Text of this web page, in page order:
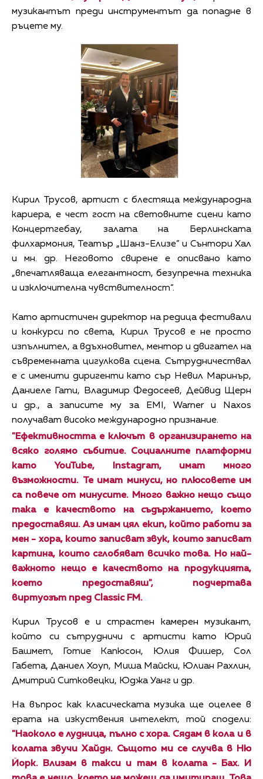
музикантът преди инструментът да попадне в
ръцете му.
Кирил Трусов, артист с блестяща международна
кариера, е чест гост на световните сцени като
Концертгебау, залата на Берлинската
филхармония, Театър „Шанз-Елизе” и Сънтори Хал
и мн. др. Неговото свирене е описвано като
„впечатляваща елегантност, безупречна техника
и изключителна чувствителност“.
Като артистичен директор на редица фестивали
и конкурси по света, Кирил Трусов е не просто
изпълнител, а вдъхновител, ментор и двигател на
съвременната цигулкова сцена. Сътрудничествал
е с именити диригенти като сър Невил Маринър,
Даниеле Гати, Владимир Федосеев, Дейвид Щерн
и др., а записите му за EMI, Warner и Naxos
получават високо международно признание.
"Ефективността е ключът в организирането на
всяко голямо събитие. Социалните платформи
като YouTube, Instagram, имат много
възможности. Те имат минуси, но плюсовете им
са повече от минусите. Много важно нещо също
така е качеството на съдържанието, което
предоставяш. Аз имам цял екип, който работи за
мен - хора, които записват звук, които записват
картина, които сглобяват всичко това. Но най-
важното нещо е качеството на продукцията,
което предоставяш", подчертава
виртуозът пред Classic FM.
Кирил Трусов е и страстен камерен музикант,
който си сътрудничи с артисти като Юрий
Башмет, Готие Капюсон, Юлия Фишер, Сол
Габета, Даниел Хоуп, Миша Майски, Юлиан Рахлин,
Дмитрий Ситковецки, Юджа Уанг и др.
На въпрос как класическата музика ще оцелее в
ерата на изкуствения интелект, той сподели:
"Наоколо е лудница, пълно с хора. Сядам в кола и в
колата звучи Хайдн. Същото ми се случва в Ню
Йорк. Влизам в такси и там в колата - Бах. И